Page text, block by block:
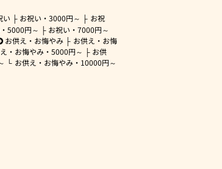
い お祝い・3000円～
お祝
5000円～ お祝い・7000円～
お供え・お悔やみ
お供え・お悔
・お悔やみ・ 5000円～
お供
お供え・お悔やみ・ 10000円～